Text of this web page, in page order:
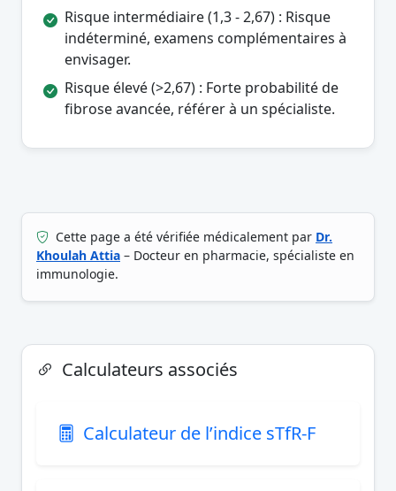
Risque intermédiaire (1,3 - 2,67) : Risque
indéterminé, examens complémentaires à
envisager.
Risque élevé (>2,67) : Forte probabilité de
fibrose avancée, référer à un spécialiste.
Cette page a été vérifiée médicalement par Dr.
Khoulah Attia – Docteur en pharmacie, spécialiste en
immunologie.
Calculateurs associés
Calculateur de l’indice sTfR-F